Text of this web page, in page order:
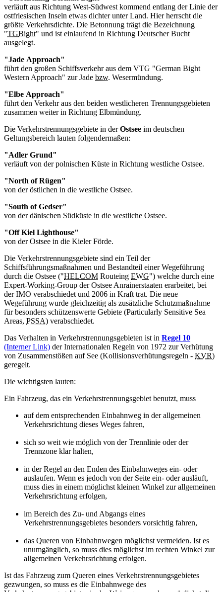
verläuft aus Richtung West-Südwest kommend entlang der Linie der
ostfriesischen Inseln etwas dichter unter Land. Hier herrscht die
größte Verkehrsdichte. Die Betonnung trägt die Bezeichnung
"TGBight" und ist einlaufend in Richtung Deutscher Bucht
ausgelegt.
"Jade Approach"
führt den großen Schiffsverkehr aus dem VTG "German Bight
Western Approach" zur Jade bzw. Wesermündung.
"Elbe Approach"
führt den Verkehr aus den beiden westlicheren Trennungsgebieten
zusammen weiter in Richtung Elbmündung.
Die Verkehrstrennungsgebiete in derOstsee im deutschen
Geltungsbereich lauten folgendermaßen:
"Adler Grund"
verläuft von der polnischen Küste in Richtung westliche Ostsee.
"North of Rügen"
von der östlichen in die westliche Ostsee.
"South of Gedser"
von der dänischen Südküste in die westliche Ostsee.
"Off Kiel Lighthouse"
von der Ostsee in die Kieler Förde.
Die Verkehrstrennungsgebiete sind ein Teil der
Schiffsführungsmaßnahmen und Bestandteil einer Wegeführung
durch die Ostsee ("HELCOM Routeing EWG") welche durch eine
Expert-Working-Group der Ostsee Anrainerstaaten erarbeitet, bei
der IMO verabschiedet und 2006 in Kraft trat. Die neue
Wegeführung wurde gleichzeitig als zusätzliche Schutzmaßnahme
für besonders schützenswerte Gebiete (Particularly Sensitive Sea
Areas, PSSA) verabschiedet.
Das Verhalten in Verkehrstrennungsgebieten ist in Regel 10
(Interner Link) der Internationalen Regeln von 1972 zur Verhütung
von Zusammenstößen auf See (Kollisionsverhütungsregeln - KVR)
geregelt.
Die wichtigsten lauten:
Ein Fahrzeug, das ein Verkehrstrennungsgebiet benutzt, muss
auf dem entsprechenden Einbahnweg in der allgemeinen
Verkehrsrichtung dieses Weges fahren,
sich so weit wie möglich von der Trennlinie oder der
Trennzone klar halten,
in der Regel an den Enden des Einbahnweges ein- oder
auslaufen. Wenn es jedoch von der Seite ein- oder ausläuft,
muss dies in einem möglichst kleinen Winkel zur allgemeinen
Verkehrsrichtung erfolgen,
im Bereich des Zu- und Abgangs eines
Verkehrstrennungsgebietes besonders vorsichtig fahren,
das Queren von Einbahnwegen möglichst vermeiden. Ist es
unumgänglich, so muss dies möglichst im rechten Winkel zur
allgemeinen Verkehrsrichtung erfolgen.
Ist das Fahrzeug zum Queren eines Verkehrstrennungsgebietes
gezwungen, so muss es die Einbahnwege des